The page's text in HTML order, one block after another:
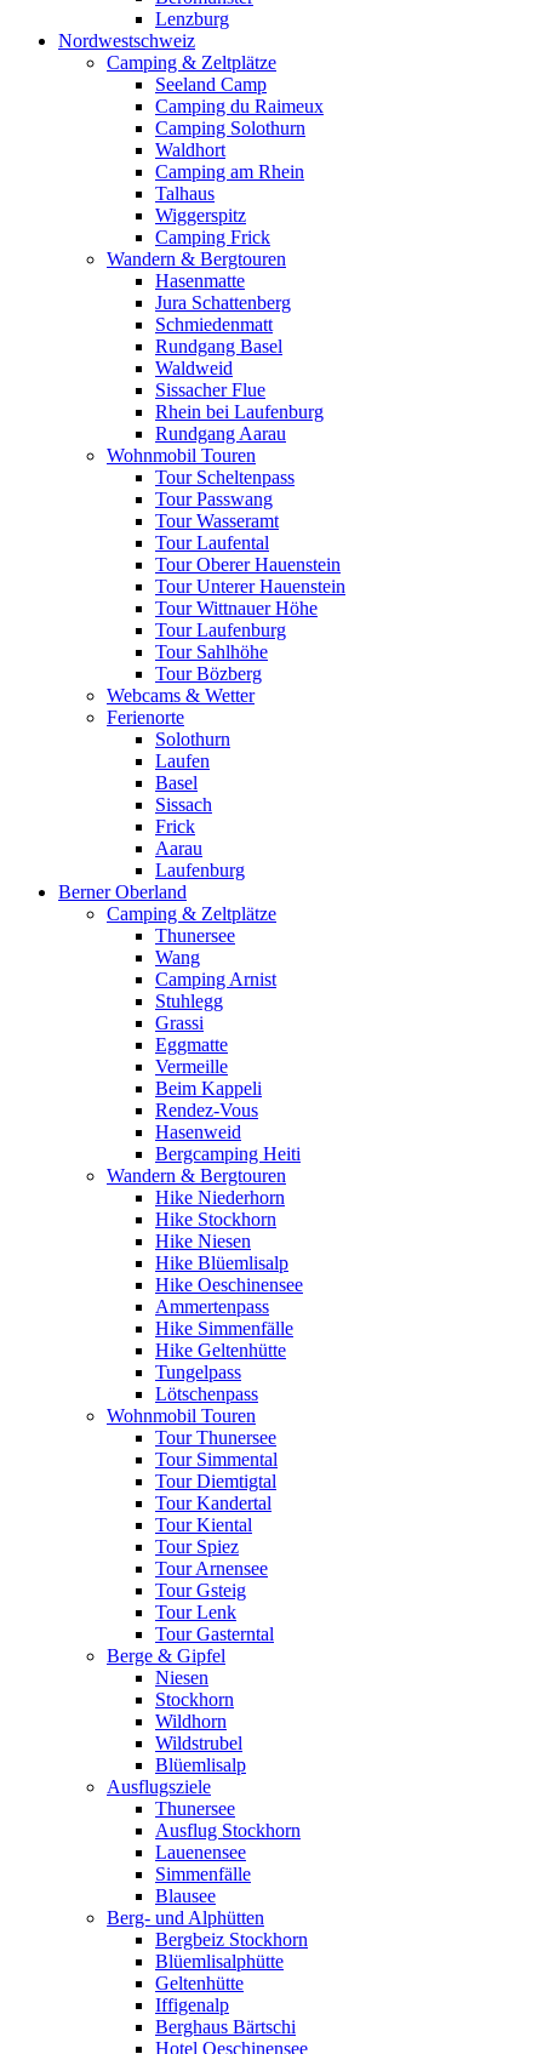
Lenzburg
Nordwestschweiz
Camping & Zeltplätze
Seeland Camp
Camping du Raimeux
Camping Solothurn
Waldhort
Camping am Rhein
Talhaus
Wiggerspitz
Camping Frick
Wandern & Bergtouren
Hasenmatte
Jura Schattenberg
Schmiedenmatt
Rundgang Basel
Waldweid
Sissacher Flue
Rhein bei Laufenburg
Rundgang Aarau
Wohnmobil Touren
Tour Scheltenpass
Tour Passwang
Tour Wasseramt
Tour Laufental
Tour Oberer Hauenstein
Tour Unterer Hauenstein
Tour Wittnauer Höhe
Tour Laufenburg
Tour Sahlhöhe
Tour Bözberg
Webcams & Wetter
Ferienorte
Solothurn
Laufen
Basel
Sissach
Frick
Aarau
Laufenburg
Berner Oberland
Camping & Zeltplätze
Thunersee
Wang
Camping Arnist
Stuhlegg
Grassi
Eggmatte
Vermeille
Beim Kappeli
Rendez-Vous
Hasenweid
Bergcamping Heiti
Wandern & Bergtouren
Hike Niederhorn
Hike Stockhorn
Hike Niesen
Hike Blüemlisalp
Hike Oeschinensee
Ammertenpass
Hike Simmenfälle
Hike Geltenhütte
Tungelpass
Lötschenpass
Wohnmobil Touren
Tour Thunersee
Tour Simmental
Tour Diemtigtal
Tour Kandertal
Tour Kiental
Tour Spiez
Tour Arnensee
Tour Gsteig
Tour Lenk
Tour Gasterntal
Berge & Gipfel
Niesen
Stockhorn
Wildhorn
Wildstrubel
Blüemlisalp
Ausflugsziele
Thunersee
Ausflug Stockhorn
Lauenensee
Simmenfälle
Blausee
Berg- und Alphütten
Bergbeiz Stockhorn
Blüemlisalphütte
Geltenhütte
Iffigenalp
Berghaus Bärtschi
Hotel Oeschinensee